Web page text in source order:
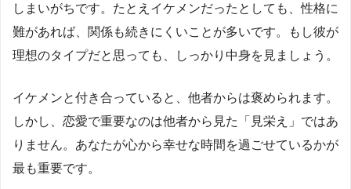
しまいがちです。たとえイケメンだったとしても、性格に
難があれば、関係も続きにくいことが多いです。もし彼が
理想のタイプだと思っても、しっかり中身を見ましょう。
イケメンと付き合っていると、他者からは褒められます。
しかし、恋愛で重要なのは他者から見た「見栄え」ではあ
りません。あなたが心から幸せな時間を過ごせているかが
最も重要です。